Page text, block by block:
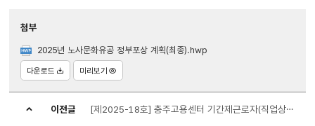
첨부
2025년 노사문화유공 정부포상 계획(최종).hwp
다운로드 미리보기
이전글 [제2025-18호] 충주고용센터 기간제근로자(직업상담원 휴직 대체) 채용 서류심사 합격자 및 면접심사 계획 공고